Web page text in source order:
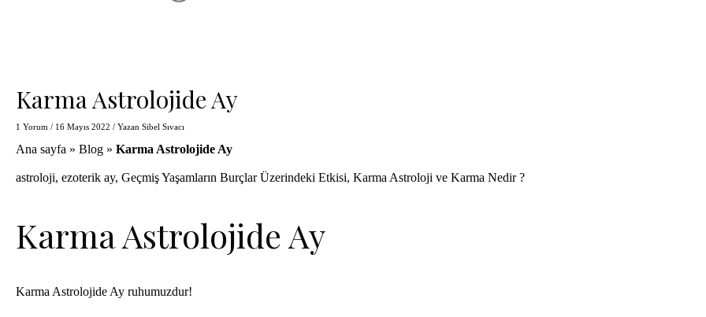
Karma Astrolojide Ay
1 Yorum / 16 Mayıs 2022 / Yazan Sibel Sıvacı
Ana sayfa » Blog » Karma Astrolojide Ay
astroloji, ezoterik ay, Geçmiş Yaşamların Burçlar Üzerindeki Etkisi, Karma Astroloji ve Karma Nedir ?
Karma Astrolojide Ay
Karma Astrolojide Ay ruhumuzdur!